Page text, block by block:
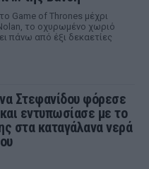
Game of Thrones μέχρι
το οχυρωμένο χωριό
πάνω από έξι δεκαετίες
Στεφανίδου φόρεσε
και εντυπωσίασε με το
στα καταγάλανα νερά